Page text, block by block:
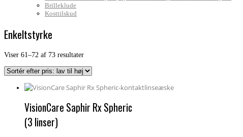
Brilleklude
Kosttilskud
Enkeltstyrke
Viser 61–72 af 73 resultaterSorteret
pris:
til
VisionCare Saphir Rx Spheric
(3 linser)